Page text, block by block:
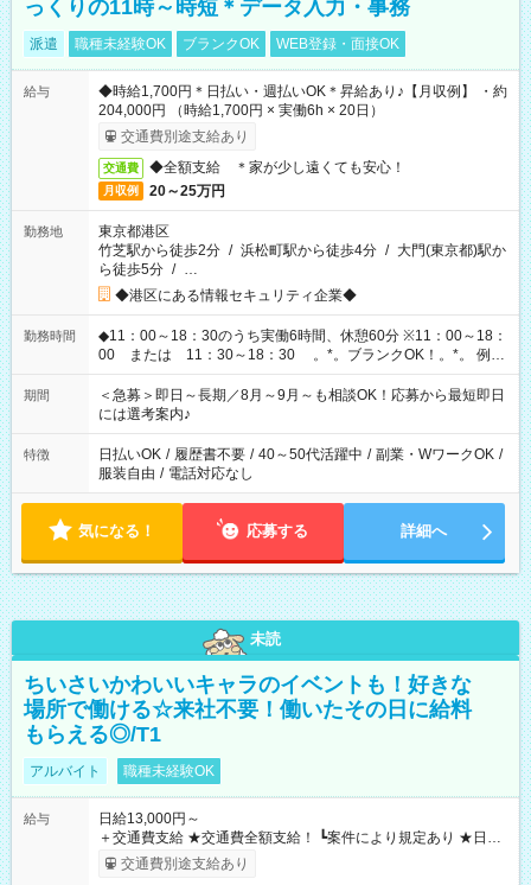
っくりの11時～時短＊データ入力・事務
派遣 職種未経験OK ブランクOK WEB登録・面接OK
給与
◆時給1,700円＊日払い・週払いOK＊昇給あり♪【月収例】 ・約
204,000円 （時給1,700円 × 実働6h × 20日）
交通費別途支給あり
交通費 ◆全額支給 ＊家が少し遠くても安心！
月収例 20～25万円
勤務地
東京都港区
竹芝駅から徒歩2分 / 浜松町駅から徒歩4分 / 大門(東京都)駅か
ら徒歩5分 / …
◆港区にある情報セキュリティ企業◆
勤務時間
◆11：00～18：30のうち実働6時間、休憩60分 ※11：00～18：
00 または 11：30～18：30 。*。ブランクOK！。*。 例え
ば前職が、 在宅/財団法人/事務/コールセンター/受付/販売/カフェ
スタッフ スイーツ販売/ホテルフロント/化粧品販売/など 様々な
業界から入社して活躍されています♪
期間
＜急募＞即日～長期／8月～9月～も相談OK！応募から最短即日
には選考案内♪
特徴 日払いOK / 履歴書不要 / 40～50代活躍中 / 副業・WワークOK /
服装自由 / 電話対応なし
気になる！ 応募する 詳細へ
未読
ちいさいかわいいキャラのイベントも！好きな
場所で働ける☆来社不要！働いたその日に給料
もらえる◎/T1
アルバイト 職種未経験OK
給与
日給13,000円～
＋交通費支給 ★交通費全額支給！ ┗案件により規定あり ★日払
いOK！（規定あり） ┗働いたその日に現金GET♪ お仕事後はコ
ンビニATMから 日払い分を引き落とせます！ 【試用期間】試
交通費別途支給あり